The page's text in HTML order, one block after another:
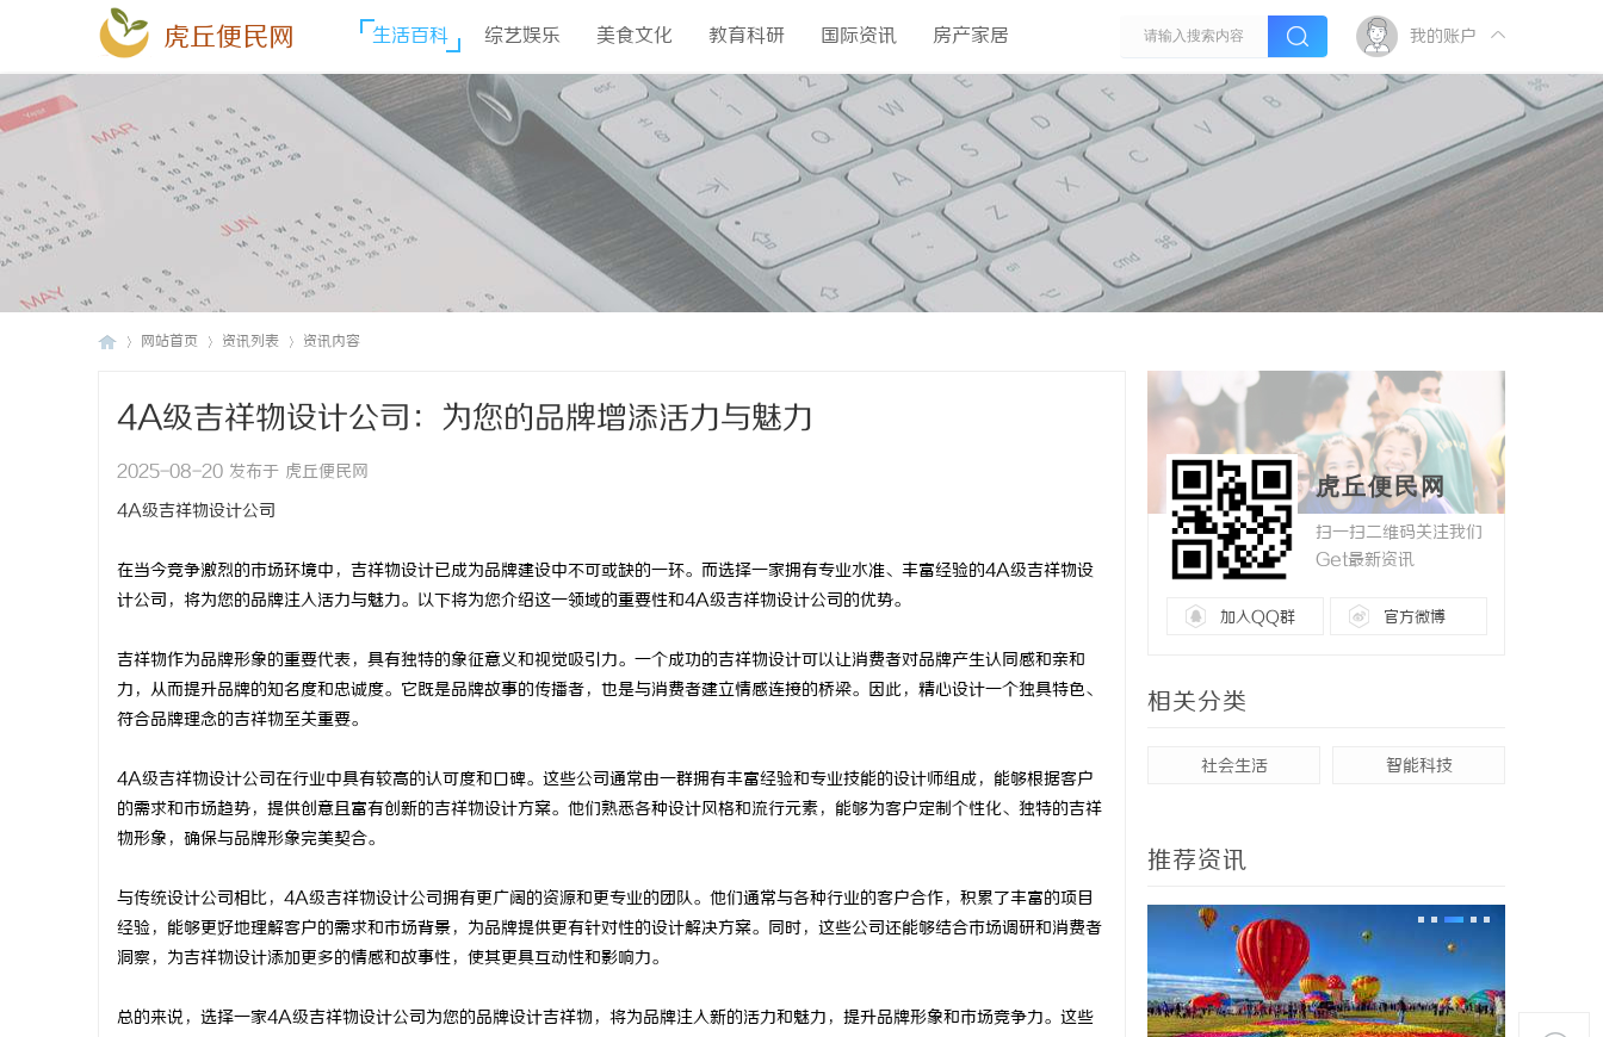
虎丘便民网 生活百科 综艺娱乐 美食文化 教育科研 国际资讯 房产家居 我的账户
网站首页 资讯列表 资讯内容
4A级吉祥物设计公司：为您的品牌增添活力与魅力
2025-08-20 发布于 虎丘便民网
4A级吉祥物设计公司
在当今竞争激烈的市场环境中，吉祥物设计已成为品牌建设中不可或缺的一环。而选择一家拥有专业水准、丰富经验的4A级吉祥物设
计公司，将为您的品牌注入活力与魅力。以下将为您介绍这一领域的重要性和4A级吉祥物设计公司的优势。
吉祥物作为品牌形象的重要代表，具有独特的象征意义和视觉吸引力。一个成功的吉祥物设计可以让消费者对品牌产生认同感和亲和
力，从而提升品牌的知名度和忠诚度。它既是品牌故事的传播者，也是与消费者建立情感连接的桥梁。因此，精心设计一个独具特色、
符合品牌理念的吉祥物至关重要。
4A级吉祥物设计公司在行业中具有较高的认可度和口碑。这些公司通常由一群拥有丰富经验和专业技能的设计师组成，能够根据客户
的需求和市场趋势，提供创意且富有创新的吉祥物设计方案。他们熟悉各种设计风格和流行元素，能够为客户定制个性化、独特的吉祥
物形象，确保与品牌形象完美契合。
与传统设计公司相比，4A级吉祥物设计公司拥有更广阔的资源和更专业的团队。他们通常与各种行业的客户合作，积累了丰富的项目
经验，能够更好地理解客户的需求和市场背景，为品牌提供更有针对性的设计解决方案。同时，这些公司还能够结合市场调研和消费者
洞察，为吉祥物设计添加更多的情感和故事性，使其更具互动性和影响力。
总的来说，选择一家4A级吉祥物设计公司为您的品牌设计吉祥物，将为品牌注入新的活力和魅力，提升品牌形象和市场竞争力。这些
虎丘便民网
扫一扫二维码关注我们
Get最新资讯
加入QQ群 官方微博
相关分类
社会生活 智能科技
推荐资讯